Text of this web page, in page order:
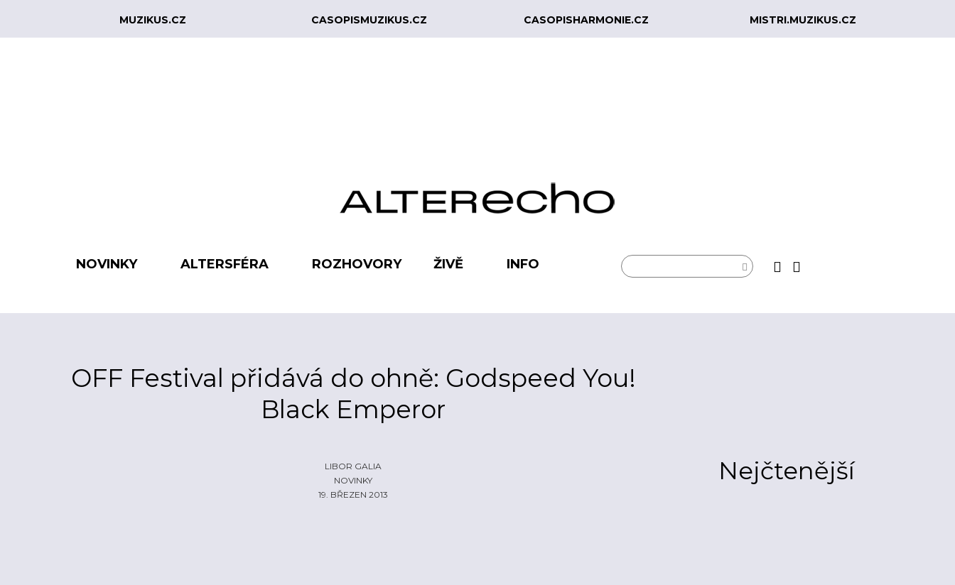
MUZIKUS.CZ CASOPISMUZIKUS.CZ CASOPISHARMONIE.CZ MISTRI.MUZIKUS.CZ
NOVINKY ALTERSFÉRA ROZHOVORY ŽIVĚ INFO
OFF Festival přidává do ohně: Godspeed You!
Black Emperor
LIBOR GALIA
NOVINKY
19. BŘEZEN 2013
Nejčtenější